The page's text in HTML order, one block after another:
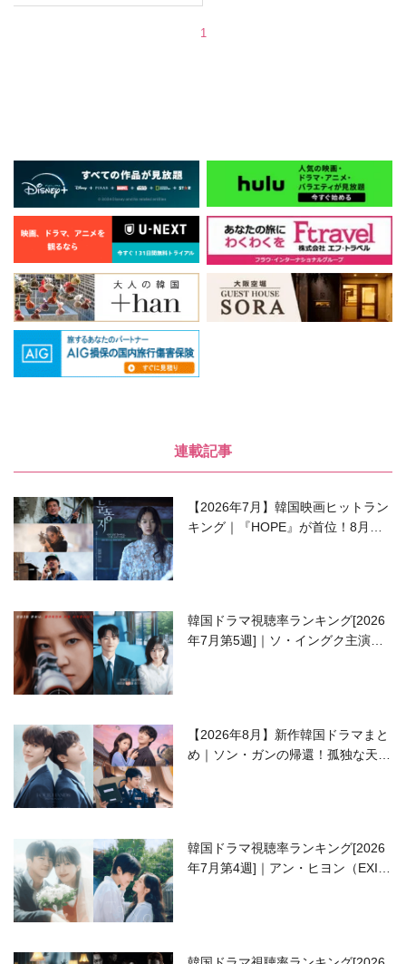
1
連載記事
【2026年7月】韓国映画ヒットラン
キング｜『HOPE』が首位！8月公
韓国ドラマ視聴率ランキング[2026
年7月第5週]｜ソ・イングク主演の
【2026年8月】新作韓国ドラマまと
め｜ソン・ガンの帰還！孤独な天才
韓国ドラマ視聴率ランキング[2026
年7月第4週]｜アン・ヒヨン（EXID